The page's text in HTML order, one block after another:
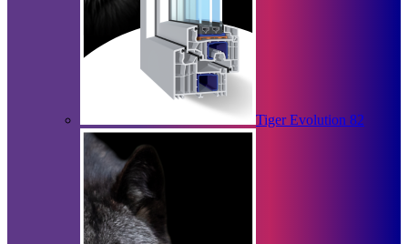
Tiger Evolution 82